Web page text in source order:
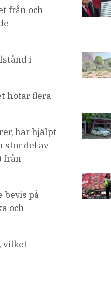
från och
i
hotar flera
har hjälpt
stor del av
från
bevis på
och
vilket